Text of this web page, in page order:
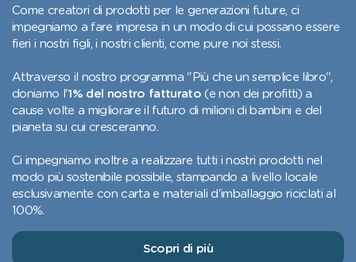
Come creatori di prodotti per le generazioni future, ci
impegniamo a fare impresa in un modo di cui possano essere
fieri i nostri figli, i nostri clienti, come pure noi stessi.
Attraverso il nostro programma "Più che un semplice libro",
doniamo l'1% del nostro fatturato (e non dei profitti) a
cause volte a migliorare il futuro di milioni di bambini e del
pianeta su cui cresceranno.
Ci impegniamo inoltre a realizzare tutti i nostri prodotti nel
modo più sostenibile possibile, stampando a livello locale
esclusivamente con carta e materiali d'imballaggio riciclati al
100%.
Scopri di più